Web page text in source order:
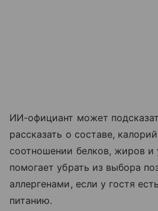
ИИ-официант может
рассказать о составе,
соотношении белков, жиров и
помогает убрать из выбора
аллергенами, если у гостя
питанию.